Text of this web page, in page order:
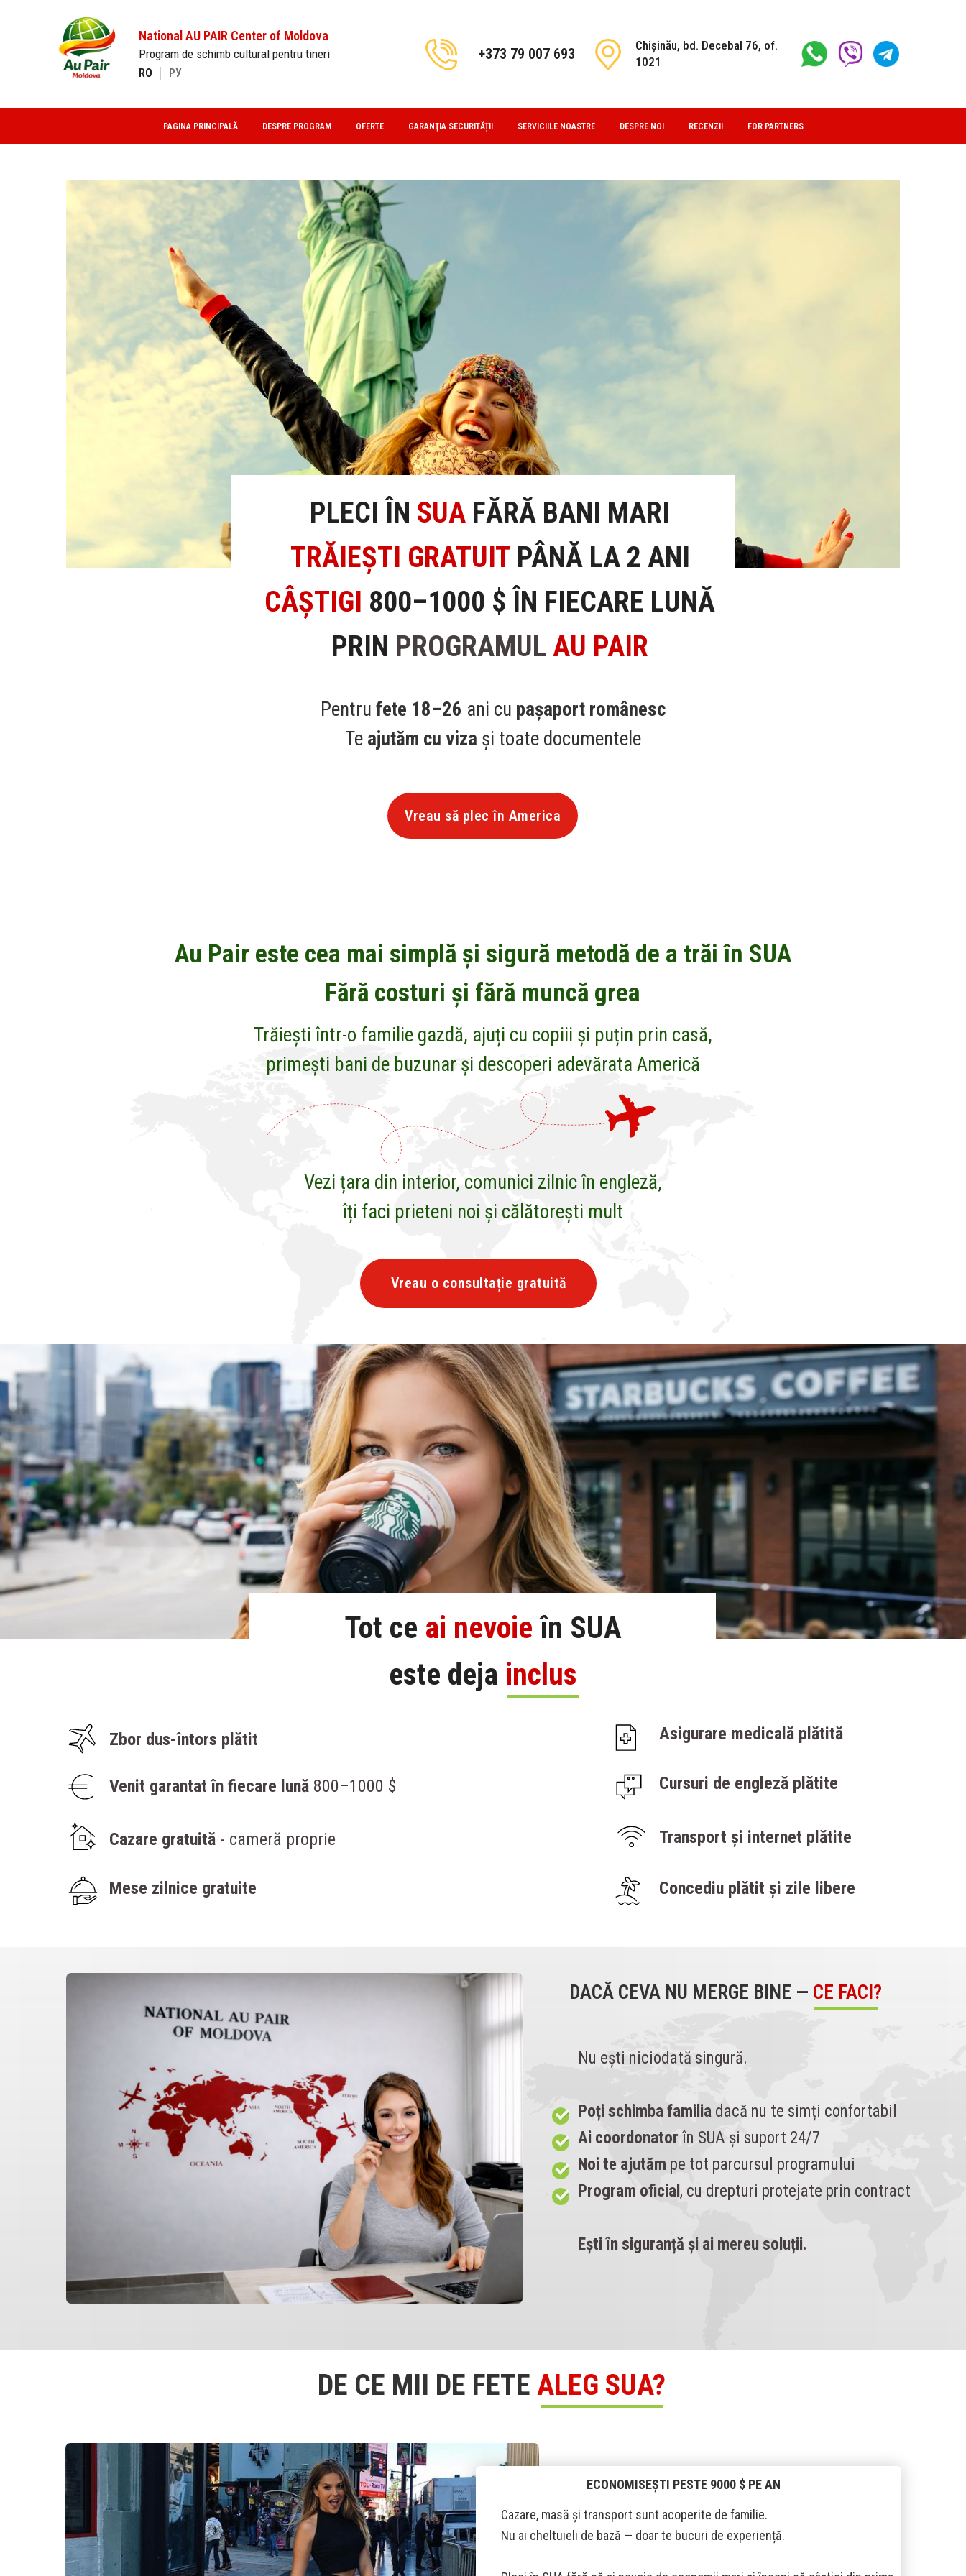
+373 79 007 693
National AU PAIR Center of Moldova
Program de schimb cultural pentru tineri
RO РУ
Chișinău, bd. Decebal 76, of.
1021
PAGINA PRINCIPALĂ DESPRE PROGRAM OFERTE GARANŢIA SECURITĂȚII SERVICIILE NOASTRE DESPRE NOI RECENZII FOR PARTNERS
Pentru fete 18–26 ani cu pașaport românesc
Te ajutăm cu viza și toate documentele
PLECI ÎN SUA FĂRĂ BANI MARI
TRĂIEȘTI GRATUITPÂNĂ LA 2 ANI
CÂȘTIGI 800–1000 $ ÎN FIECARE LUNĂ
PRIN PROGRAMUL AU PAIR
Vreau să plec în America
Trăiești într-o familie gazdă, ajuți cu copiii și puțin prin casă,
primești bani de buzunar și descoperi adevărata Americă
Vezi țara din interior, comunici zilnic în engleză,
îți faci prieteni noi și călătorești mult
Au Pair este cea mai simplă și sigură metodă de a trăi în SUA
Fără costuri și fără muncă grea
Vreau o consultație gratuită
Venit garantat în fiecare lună 800–1000 $
Zbor dus-întors plătit Asigurare medicală plătită
Cazare gratuită - сameră proprie
Mese zilnice gratuite Concediu plătit și zile libere
Transport și internet plătite
Cursuri de engleză plătite
Tot ce ai nevoie în SUA
este deja inclus
Nu ești niciodată singură.
Poți schimba familia dacă nu te simți confortabil
Ai coordonator în SUA și suport 24/7
Noi te ajutăm pe tot parcursul programului
Program oficial , cu drepturi protejate prin contract
Ești în siguranță și ai mereu soluții.
DACĂ CEVA NU MERGE BINE — CE FACI?
Cazare, masă și transport sunt acoperite de familie.
Nu ai cheltuieli de bază — doar te bucuri de experiență.
ECONOMISEȘTI PESTE 9000 $ PE AN
DE CE MII DE FETE ALEG SUA?